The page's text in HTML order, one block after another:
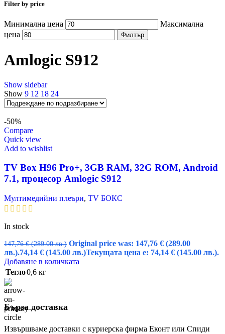
Filter by price
Минимална цена
Максимална
цена
Филтър
Amlogic S912
Show sidebar
Show 9 12 18 24
-50%
Compare
Quick view
Add to wishlist
TV Box H96 Pro+, 3GB RAM, 32G ROM, Android
7.1, процесор Amlogic S912
Мултимедийни плеъри, TV БОКС
In stock
147,76€ (289.00 лв.) Original price was: 147,76 € (289.00
лв.).74,14 € (145.00 лв.)Текущата цена е: 74,14 € (145.00 лв.).
Добавяне в количката
Тегло0,6 кг
Бърза доставка
Извършваме доставки с куриерска фирма Еконт или Спиди